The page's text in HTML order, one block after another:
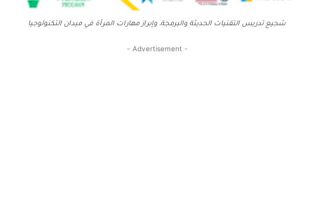
شجيع تدريس التقنيات الحديثة والبرمجة، وإبراز مهارات المرأة في ميدان التكنولوجيا
- Advertisement -